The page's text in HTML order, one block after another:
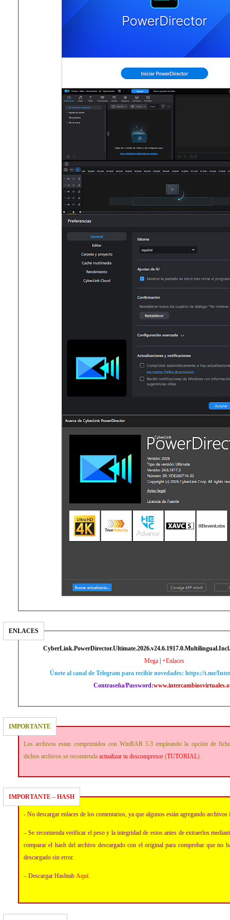
ENLACES
Mega +Enlaces
Únete al canal de Telegram para recibir novedades: https://t.me/
Contraseña/Password:
IMPORTANTE
Los archivos estan comprimidos con WinRAR 5.3 empleando la opción de
dichos archivos se recomienda actualizar tu descompresor (TUTORIAL).
IMPORTANTE – HASH
- No descargar enlaces de los comentarios, ya que algunos están agregando
– Se recomienda verificar el peso y la integridad de estos antes de extraerlos
comparar el hash del archivo descargado con el original para comprobar que no
descargado sin error.
– Descargar Hashtab Aquí.